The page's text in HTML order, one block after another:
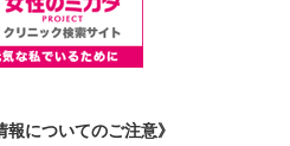
報についてのご注意》